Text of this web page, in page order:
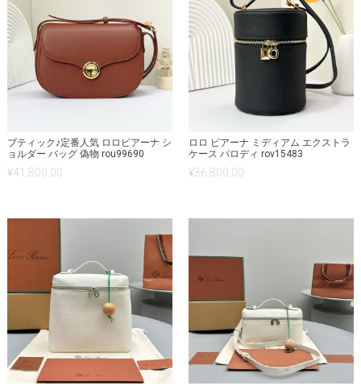
ブティック♪定番人気 ロロピアーナ シ
ョルダー バッグ 偽物 rou99690
¥41,800.00
ロロ ピアーナ ミディアム エクストラ
ケース パロディ rov15483
¥36,800.00